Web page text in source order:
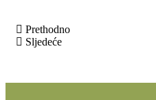
Prethodno
Sljedeće